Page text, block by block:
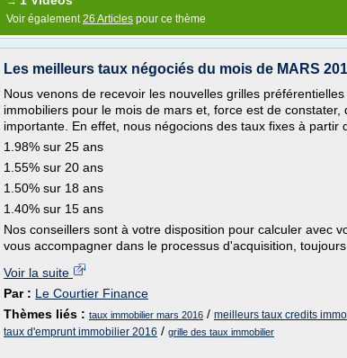
Voir également26 Articles pour ce thème
Les meilleurs taux négociés du mois de MARS
Nous venons de recevoir les nouvelles grilles
immobiliers pour le mois de mars et, force est de constater,
importante. En effet, nous négocions des taux fixes à partir
1.98% sur 25 ans
1.55% sur 20 ans
1.50% sur 18 ans
1.40% sur 15 ans
Nos conseillers sont à votre disposition pour calculer avec
vous accompagner dans le processus d'acquisition,
Voir la suite
Par : Le Courtier Finance
Thèmes liés : taux immobilier mars 2016 / meilleurs taux credits
taux d'emprunt immobilier 2016 / grille des taux immobilier